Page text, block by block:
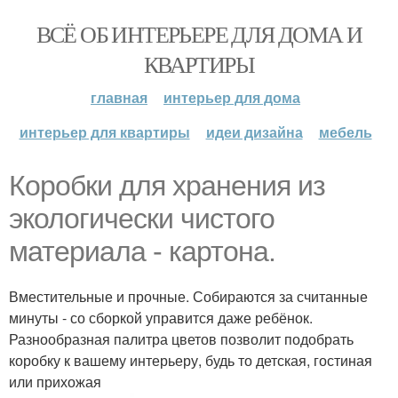
ВСЁ ОБ ИНТЕРЬЕРЕ ДЛЯ ДОМА И
КВАРТИРЫ
главная
интерьер для дома
интерьер для квартиры
идеи дизайна мебель
Коробки для хранения из
экологически чистого
материала - картона.
Вместительные и прочные. Собираются за считанные
минуты - со сборкой управится даже ребёнок.
Разнообразная палитра цветов позволит подобрать
коробку к вашему интерьеру, будь то детская, гостиная
или прихожая